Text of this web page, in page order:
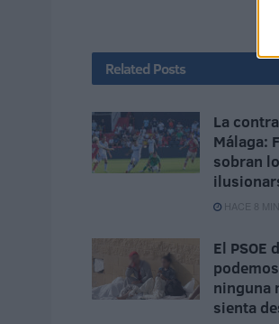
Related Posts
La
Málaga:
sobran
HACE 8
El PSOE
ninguna
sienta